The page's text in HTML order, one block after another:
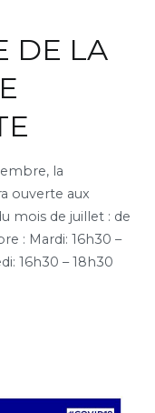
DE LA
la
ouverte aux
mois de juillet : de
: Mardi: 16h30 –
16h30 – 18h30